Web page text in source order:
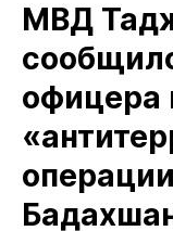
МВД
офицера